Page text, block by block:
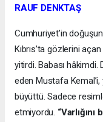
RAUF DENKTAŞ
Cumhuriyet’in
Kıbrıs’ta gözlerini
yitirdi. Babası
eden Mustafa Kemal’i,
büyüttü. Sadece
etmiyordu.